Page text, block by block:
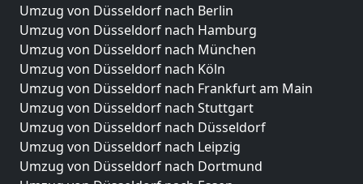
Umzug von Düsseldorf nach Berlin
Umzug von Düsseldorf nach Hamburg
Umzug von Düsseldorf nach München
Umzug von Düsseldorf nach Köln
Umzug von Düsseldorf nach Frankfurt am Main
Umzug von Düsseldorf nach Stuttgart
Umzug von Düsseldorf nach Düsseldorf
Umzug von Düsseldorf nach Leipzig
Umzug von Düsseldorf nach Dortmund